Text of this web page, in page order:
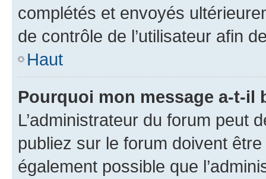
complétés et envoyés
de contrôle de l’utilisateur afin
Haut
Pourquoi mon message a-t-il
L’administrateur du forum peut
publiez sur le forum doivent
également possible que